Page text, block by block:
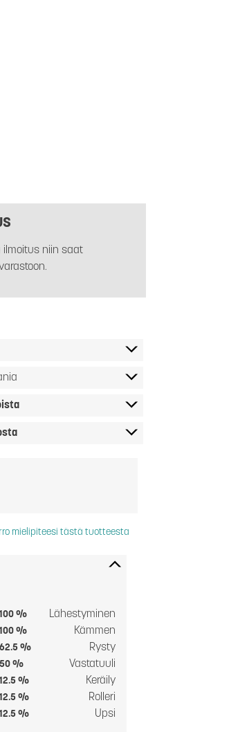
ilmoitus niin saat
mielipiteesi tästä tuotteesta
100 % Lähestyminen
100 % Kämmen
62.5 % Rysty
50 % Vastatuuli
12.5 % Keräily
12.5 % Rolleri
12.5 % Upsi